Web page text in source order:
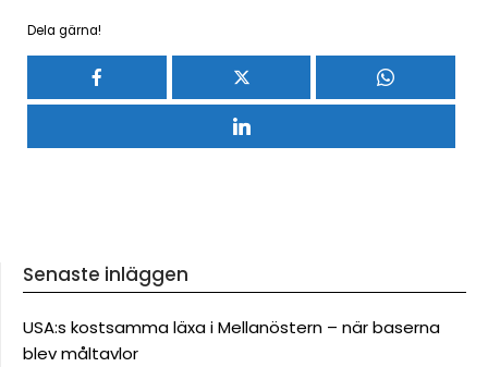
Dela gärna!
Senaste inläggen
USA:s kostsamma läxa i Mellanöstern – när baserna
blev måltavlor